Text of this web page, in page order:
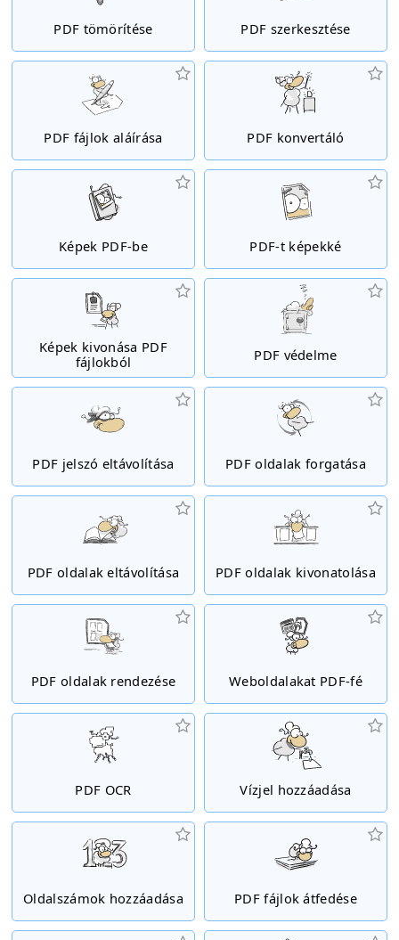
PDF tömörítése PDF szerkesztése
PDF fájlok aláírása PDF konvertáló
Képek PDF-be PDF-t képekké
Képek kivonása PDF
fájlokból
PDF védelme
PDF jelszó eltávolítása PDF oldalak forgatása
PDF oldalak eltávolítása PDF oldalak kivonatolása
PDF oldalak rendezése Weboldalakat PDF-fé
PDF OCR Vízjel hozzáadása
Oldalszámok hozzáadása PDF fájlok átfedése